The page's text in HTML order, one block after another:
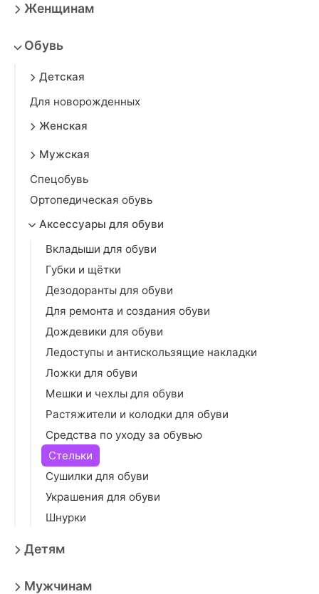
Женщинам
Обувь
Детская
Для новорожденных
Женская
Мужская
Спецобувь
Ортопедическая обувь
Аксессуары для обуви
Вкладыши для обуви
Губки и щётки
Дезодоранты для обуви
Для ремонта и создания обуви
Дождевики для обуви
Ледоступы и антискользящие накладки
Ложки для обуви
Мешки и чехлы для обуви
Растяжители и колодки для обуви
Средства по уходу за обувью
Стельки
Сушилки для обуви
Украшения для обуви
Шнурки
Детям
Мужчинам